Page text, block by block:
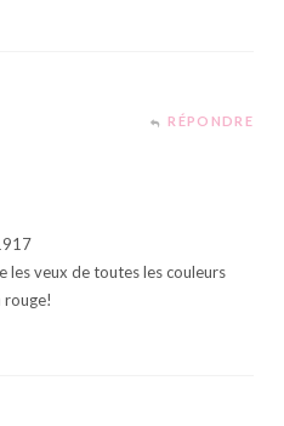
RÉPONDRE
les veux de toutes les couleurs
rouge!